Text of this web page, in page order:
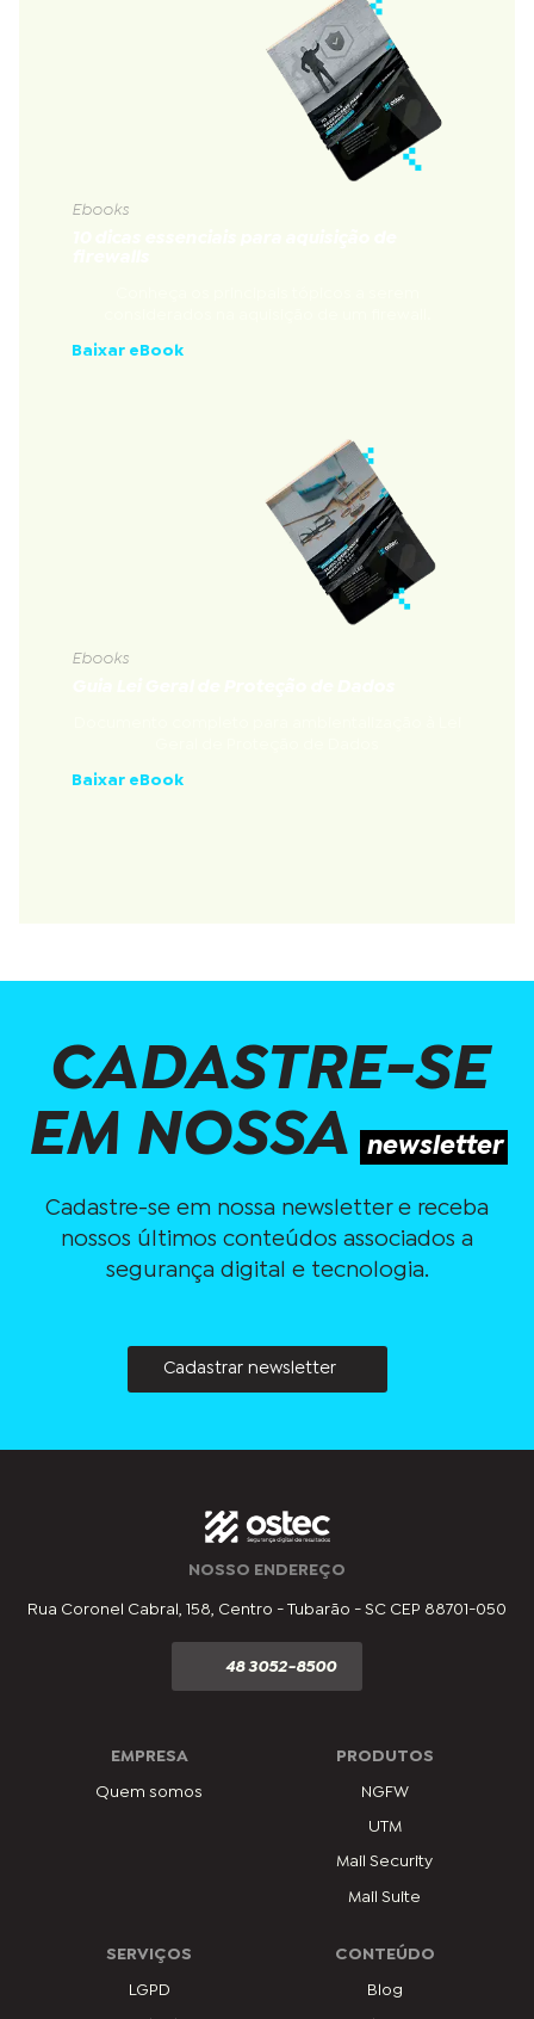
Ebooks
Baixar eBook
Ebooks
Baixar eBook
CADASTRE-SE
EM NOSSA newsletter
Cadastre-se em nossa newsletter e receba
nossos últimos conteúdos associados a
segurança digital e tecnologia.
Cadastrar newsletter
NOSSO ENDEREÇO
Rua Coronel Cabral, 158, Centro - Tubarão - SC CEP 88701-050
48 3052-8500
EMPRESA
Quem somos
PRODUTOS
NGFW
UTM
Mail Security
Mail Suite
SERVIÇOS
LGPD
CONTEÚDO
Blog